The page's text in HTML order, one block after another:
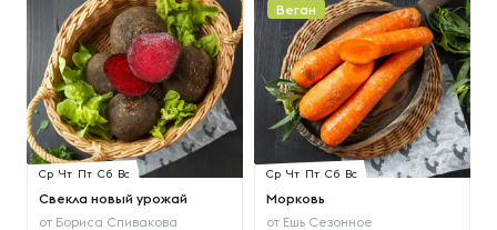
Ср Чт Пт Сб Вс
Свекла новый урожай
от Бориса Спивакова
Веган
Ср Чт Пт Сб Вс
Морковь
от Ешь Сезонное